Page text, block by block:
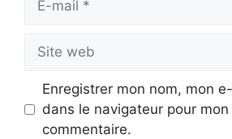
Site
web
Enregistrer mon nom, mon
dans le navigateur pour mon
commentaire.